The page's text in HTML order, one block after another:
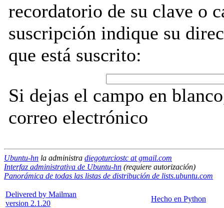
recordatorio de su clave o
suscripción indique su
que está suscrito:
Si dejas el campo en
correo electrónico
Ubuntu-hn la administra diegoturciostc at gmail.com
Interfaz administrativa de Ubuntu-hn (requiere autorización)
Panorámica de todas las listas de distribución de lists.ubuntu.com
Delivered by Mailman
version 2.1.20
Hecho en Python